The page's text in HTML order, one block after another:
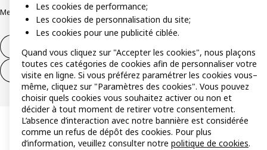
Mentions légalesAlertes fraude Rappel produit
Formulaire de rétractation – produits
Formulaire de rétractation – services
Les cookies de performance;
Les cookies de personnalisation du site;
Les cookies pour une publicité ciblée.
Quand vous cliquez sur "Accepter les cookies", nous plaçons
toutes ces catégories de cookies afin de personnaliser votre
visite en ligne. Si vous préférez paramétrer les cookies vous–
même, cliquez sur "Paramètres des cookies". Vous pouvez
choisir quels cookies vous souhaitez activer ou non et
décider à tout moment de retirer votre consentement.
L’absence d’interaction avec notre bannière est considérée
comme un refus de dépôt des cookies. Pour plus
d’information, veuillez consulter notre politique de cookies.